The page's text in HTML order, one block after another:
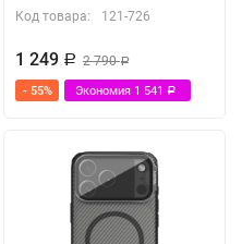
Код товара: 121-726
1 249 Р 2 790Р
- 55% Экономия 1 541 Р